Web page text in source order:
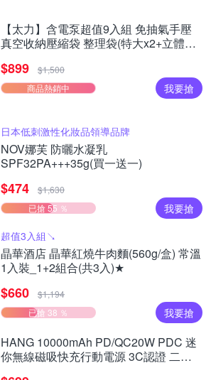
【太力】含電泵超值9入組 免抽氣手壓
真空收納壓縮袋 整理袋(特大x2+立體中
$899
$1,500
商品熱銷中
我要搶
日本低刺激性化妝品領導品牌
NOV娜芙 防曬水凝乳
SPF32PA+++35g(買一送一)
$474
$1,630
已搶 55 ％
我要搶
超值3入組↘︎
晶華酒店 晶華紅燒牛肉麵(560g/盒) 常溫
1入裝_1+2組合(共3入)★
$660
$1,194
已搶 38 ％
我要搶
HANG 10000mAh PD/QC20W PDC 迷
你無線磁吸快充行動電源 3C認證 二維